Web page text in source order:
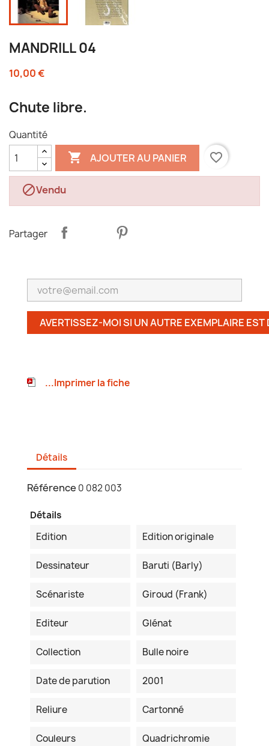
MANDRILL 04
10,00 €
Chute libre.
Quantité
 AJOUTER AU PANIER favorite_border
Vendu
Partager
AVERTISSEZ-MOI SI UN AUTRE EXEMPLAIRE EST
...Imprimer la fiche
Détails
Référence 0 082 003
Détails
Edition
Edition originale
Dessinateur Baruti (Barly)
Scénariste Giroud (Frank)
Editeur Glénat
Collection Bulle noire
Date de parution 2001
Reliure Cartonné
Couleurs Quadrichromie